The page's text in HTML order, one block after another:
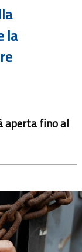
la
aperta fino al